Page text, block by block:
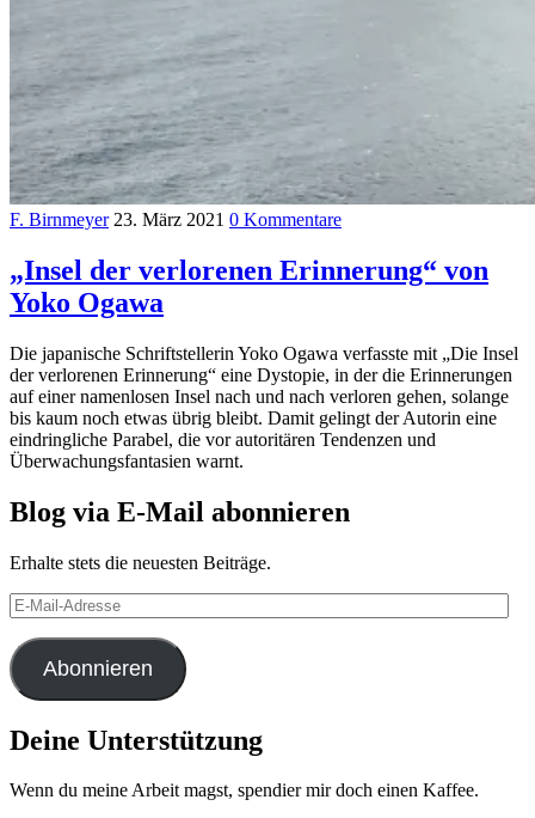
F. Birnmeyer 23. März 2021 0 Kommentare
„Insel der verlorenen Erinnerung“ von
Yoko Ogawa
Die japanische Schriftstellerin Yoko Ogawa verfasste mit „Die Insel
der verlorenen Erinnerung“ eine Dystopie, in der die Erinnerungen
auf einer namenlosen Insel nach und nach verloren gehen, solange
bis kaum noch etwas übrig bleibt. Damit gelingt der Autorin eine
eindringliche Parabel, die vor autoritären Tendenzen und
Überwachungsfantasien warnt.
Blog via E-Mail abonnieren
Erhalte stets die neuesten Beiträge.
E-
Mail-
Adresse
Abonnieren
Deine Unterstützung
Wenn du meine Arbeit magst, spendier mir doch einen Kaffee.